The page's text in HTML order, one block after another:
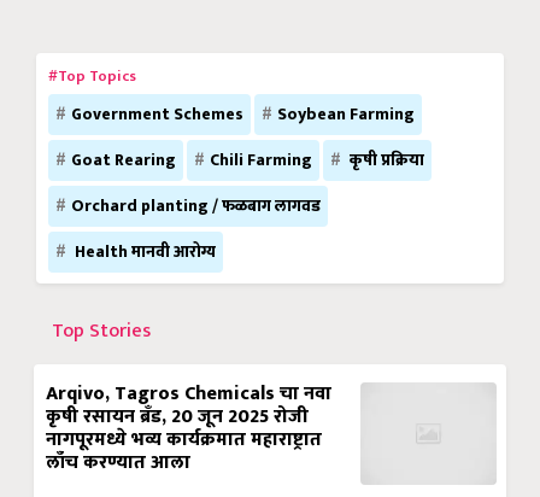
#Top Topics
Government Schemes
Soybean Farming
Goat Rearing
Chili Farming
कृषी प्रक्रिया
Orchard planting / फळबाग लागवड
Health मानवी आरोग्य
Top Stories
Arqivo, Tagros Chemicals चा नवा
कृषी रसायन ब्रँड, 20 जून 2025 रोजी
नागपूरमध्ये भव्य कार्यक्रमात महाराष्ट्रात
लाँच करण्यात आला